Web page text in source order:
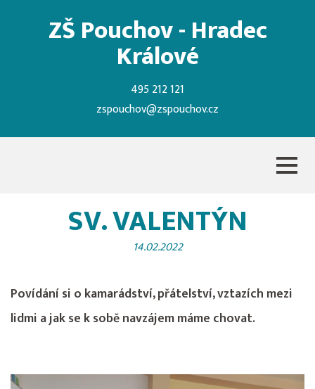
ZŠ Pouchov - Hradec
Králové
495 212 121
zspouchov@zspouchov.cz
SV. VALENTÝN
14.02.2022
Povídání si o kamarádství, přátelství, vztazích mezi
lidmi a jak se k sobě navzájem máme chovat.